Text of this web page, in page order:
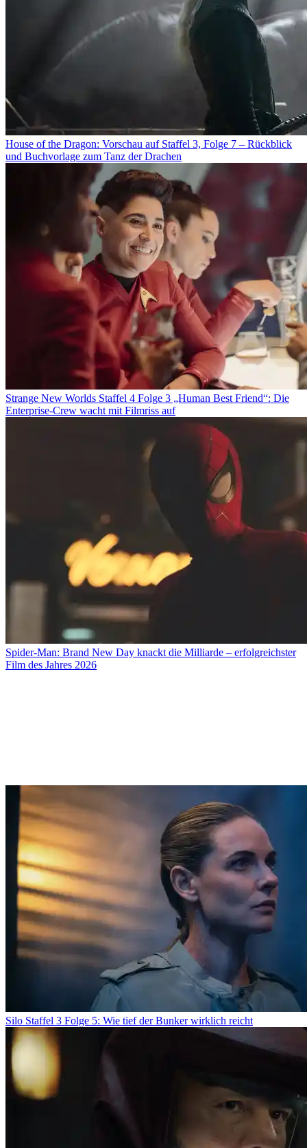
House of the Dragon: Vorschau auf Staffel 3, Folge 7 – Rückblick
und Buchvorlage zum Tanz der Drachen
Strange New Worlds Staffel 4 Folge 3 „Human Best Friend“: Die
Enterprise-Crew wacht mit Filmriss auf
Spider-Man: Brand New Day knackt die Milliarde – erfolgreichster
Film des Jahres 2026
Silo Staffel 3 Folge 5: Wie tief der Bunker wirklich reicht